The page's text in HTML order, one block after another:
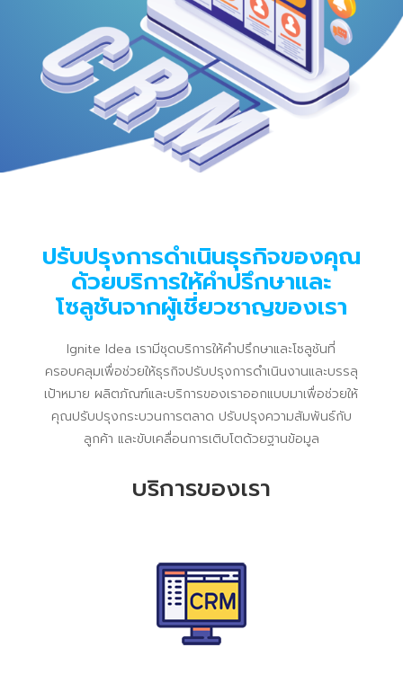
ปรับปรุงการดำเนินธุรกิจของคุณ
ด้วยบริการให้คำปรึกษาและ
โซลูชันจากผู้เชี่ยวชาญของเรา
Ignite Idea เรามีชุดบริการให้คำปรึกษาและโซลูชันที่
ครอบคลุมเพื่อช่วยให้ธุรกิจปรับปรุงการดำเนินงานและบรรลุ
เป้าหมาย ผลิตภัณฑ์และบริการของเราออกแบบมาเพื่อช่วยให้
คุณปรับปรุงกระบวนการตลาด ปรับปรุงความสัมพันธ์กับ
ลูกค้า และขับเคลื่อนการเติบโตด้วยฐานข้อมูล
บริการของเรา